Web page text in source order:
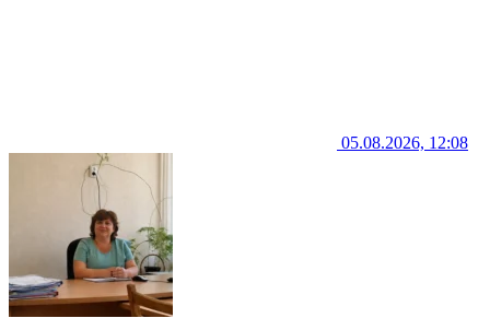
05.08.2026, 12:08